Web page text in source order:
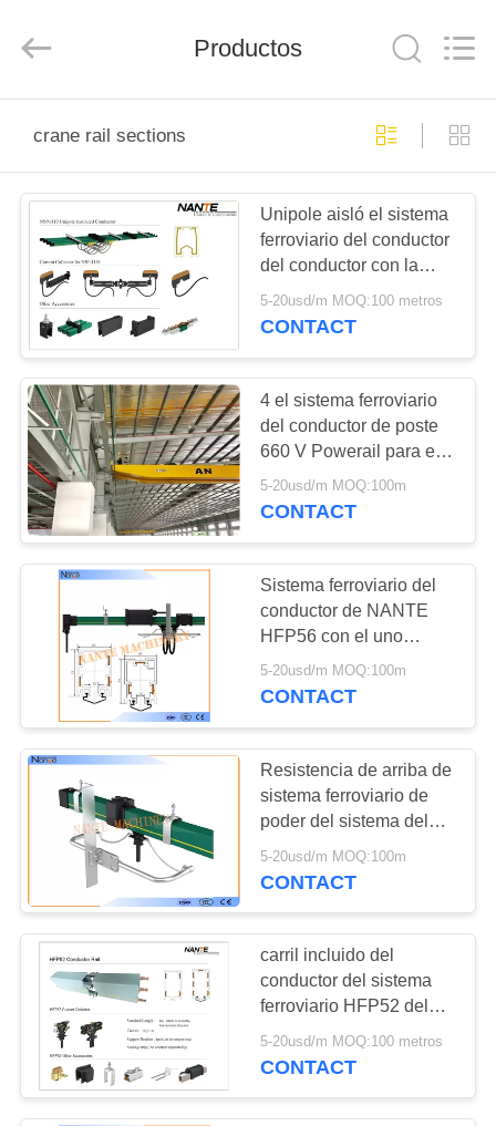
PRODUCTOS
SOBRE
NOSOTROS
VISITA
LA
FÁBRICA
CONTROL
DE
CALIDAD
CONTÁCTENOS
SOLICITAR
UNA
COTIZACIÓN
COMPANY
NEWS
MAPA
DEL
SITIO
Eqiupment
Co.,Ltd..
Reserved.
Productos
crane rail sections
Unipole aisló el sistema
ferroviario del conductor
del conductor con la
junta de dilatación para
viajar de la grúa
5-20usd/m MOQ:100 metros
CONTACT
4 el sistema ferroviario
del conductor de poste
660 V Powerail para el
EOT Cranes HFP56 -3
5-20usd/m MOQ:100m
CONTACT
Sistema ferroviario del
conductor de NANTE
HFP56 con el uno
mismo - extinción del
PVC
5-20usd/m MOQ:100m
CONTACT
Resistencia de arriba de
sistema ferroviario de
poder del sistema del
contacto a las
sustancias químicas
5-20usd/m MOQ:100m
CONTACT
carril incluido del
conductor del sistema
ferroviario HFP52 del
conductor 50-140A con
los accesorios 4/7 poste
5-20usd/m MOQ:100 metros
CONTACT